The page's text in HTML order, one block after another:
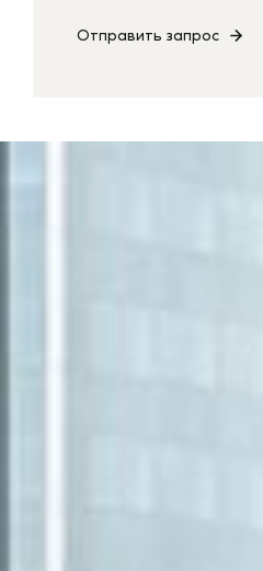
Отправить запрос